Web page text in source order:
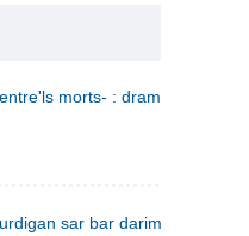
morts- : drama en tres
sar bar darim